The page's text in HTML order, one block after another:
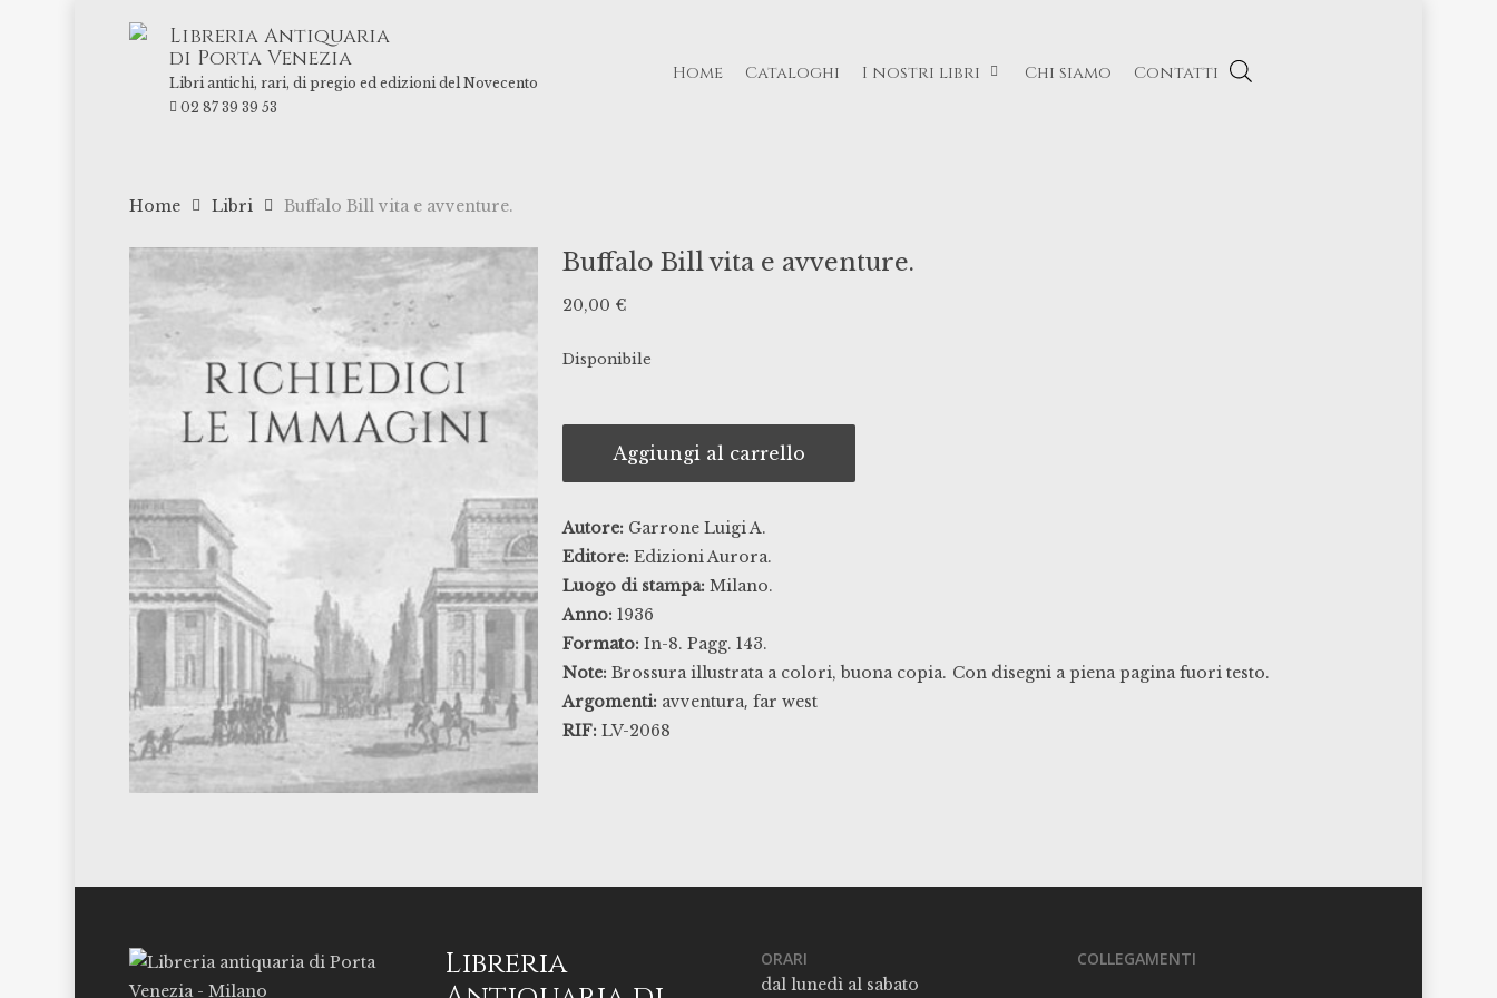
Libreria Antiquaria
di Porta Venezia
Libri antichi, rari, di pregio ed edizioni del Novecento
02 87 39 39 53
Home Cataloghi I nostri libri Chi siamo Contatti
Home Libri Buffalo Bill vita e avventure.
Buffalo Bill vita e avventure.
20,00 €
Disponibile
Aggiungi al carrello
Autore: Garrone Luigi A.
Editore: Edizioni Aurora.
Luogo di stampa: Milano.
Anno: 1936
Formato: In-8. Pagg. 143.
Note: Brossura illustrata a colori, buona copia. Con disegni a piena pagina fuori testo.
Argomenti: avventura,far west
RIF: LV-2068
Libreria
ORARI
dal lunedì al sabato
COLLEGAMENTI